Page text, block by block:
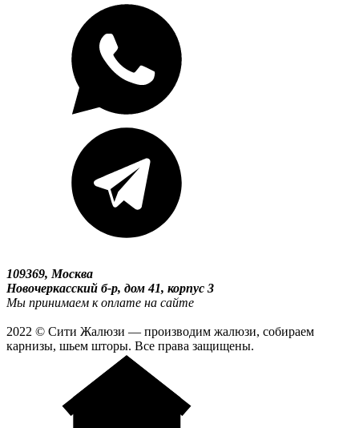
109369, Москва
Новочеркасский б-р, дом 41, корпус 3
Мы принимаем к оплате на сайте
2022 © Сити Жалюзи — производим жалюзи, собираем
карнизы, шьем шторы. Все права защищены.